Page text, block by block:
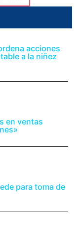
acciones
a la niñez
en ventas
para toma de